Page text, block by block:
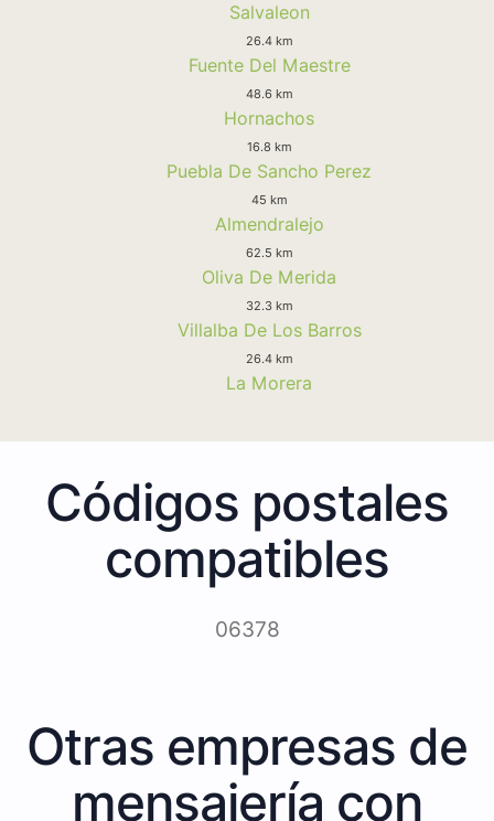
Salvaleon
26.4 km
Fuente Del Maestre
48.6 km
Hornachos
16.8 km
Puebla De Sancho Perez
45 km
Almendralejo
62.5 km
Oliva De Merida
32.3 km
Villalba De Los Barros
26.4 km
La Morera
Códigos postales
compatibles
06378
Otras empresas de
mensajería con